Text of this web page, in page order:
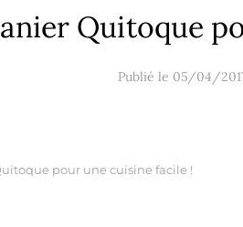
Quitoque
Publié le 05/04/
pour une cuisine facile !